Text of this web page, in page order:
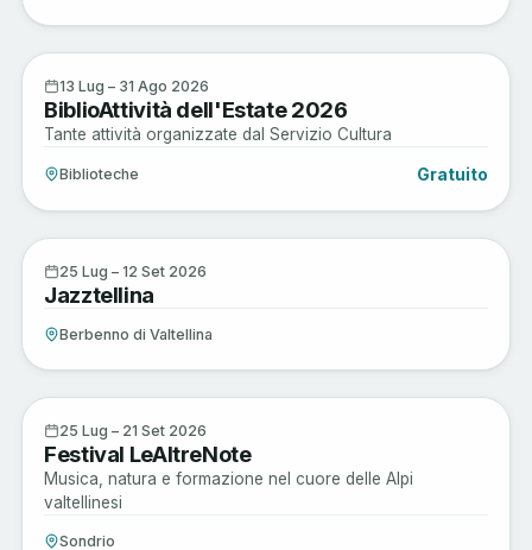
Musica e Spettacoli
13 Lug – 31 Ago 2026
BiblioAttività dell'Estate 2026
Tante attività organizzate dal Servizio Cultura
Biblioteche Gratuito
Musica e Spettacoli
25 Lug – 12 Set 2026
Jazztellina
Berbenno di Valtellina
Musica e Spettacoli
25 Lug – 21 Set 2026
Festival LeAltreNote
Musica, natura e formazione nel cuore delle Alpi
valtellinesi
Sondrio